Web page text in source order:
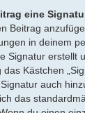
eine
Beitrag
in deinem
Signatur erstellt
Kästchen
auch
das